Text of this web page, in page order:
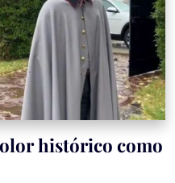
histórico como